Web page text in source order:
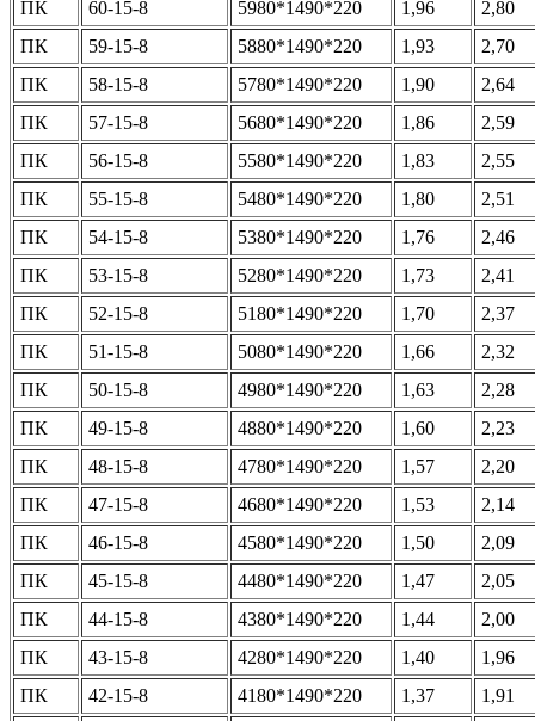
ПК
60-15-8 5980*1490*220 1,96
2,80
ПК
59-15-8 5880*1490*220 1,93
2,70
ПК
58-15-8 5780*1490*220 1,90
2,64
ПК
57-15-8 5680*1490*220 1,86
2,59
ПК
56-15-8 5580*1490*220 1,83
2,55
ПК
55-15-8 5480*1490*220 1,80
2,51
ПК
54-15-8 5380*1490*220 1,76
2,46
ПК
53-15-8 5280*1490*220 1,73
2,41
ПК
52-15-8 5180*1490*220 1,70
2,37
ПК
51-15-8 5080*1490*220 1,66
2,32
ПК
50-15-8 4980*1490*220 1,63
2,28
ПК
49-15-8 4880*1490*220 1,60
2,23
ПК
48-15-8 4780*1490*220 1,57
2,20
ПК
47-15-8 4680*1490*220 1,53
2,14
ПК
46-15-8 4580*1490*220 1,50
2,09
ПК
45-15-8 4480*1490*220 1,47
2,05
ПК
44-15-8 4380*1490*220 1,44
2,00
ПК
43-15-8 4280*1490*220 1,40
1,96
ПК
42-15-8 4180*1490*220 1,37
1,91